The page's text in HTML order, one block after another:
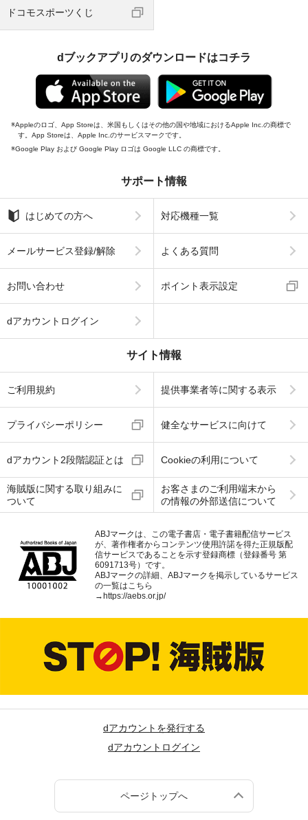
ドコモスポーツくじ
dブックアプリのダウンロードはコチラ
Appleのロゴ、App Storeは、米国もしくはその他の国や地域におけるApple Inc.の商標で
す。App Storeは、Apple Inc.のサービスマークです。
Google Play および Google Play ロゴは Google LLC の商標です。
サポート情報
はじめての方へ 対応機種一覧
メールサービス登録/解除 よくある質問
お問い合わせ ポイント表示設定
dアカウントログイン
サイト情報
ご利用規約 提供事業者等に関する表示
プライバシーポリシー 健全なサービスに向けて
dアカウント2段階認証とは Cookieの利用について
海賊版に関する取り組みに
ついて
お客さまのご利用端末から
の情報の外部送信について
ABJマークは、この電子書店・電子書籍配信サービス
が、著作権者からコンテンツ使用許諾を得た正規版配
信サービスであることを示す登録商標（登録番号 第
6091713号）です。
ABJマークの詳細、ABJマークを掲示しているサービス
の一覧はこちら
→https://aebs.or.jp/
dアカウントを発行する
dアカウントログイン
ページトップへ